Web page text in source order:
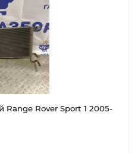
Rover Sport 1 2005-